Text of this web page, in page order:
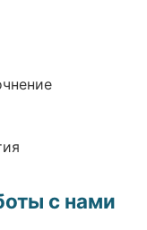
с нами